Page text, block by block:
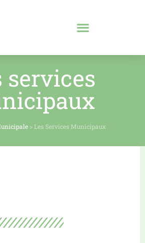
services
> Les Services Municipaux